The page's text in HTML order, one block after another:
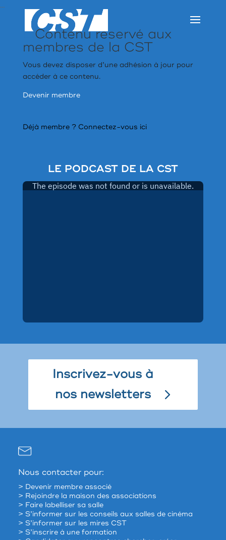
…
Contenu réservé aux
membres de la CST
Vous devez disposer d’une adhésion à jour pour
accéder à ce contenu.
Devenir membre
Déjà membre ? Connectez-vous ici
LE PODCAST DE LA CST
Inscrivez-vous à
nos newsletters
Nous contacter pour:
> Devenir membre associé
> Rejoindre la maison des associations
> Faire labelliser sa salle
> S’informer sur les conseils aux salles de cinéma
> S’informer sur les mires CST
> S’inscrire à une formation